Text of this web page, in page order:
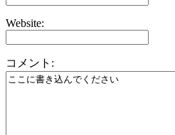
Website:
コメント: